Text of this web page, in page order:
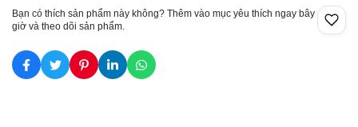
Bạn có thích sản phẩm này không? Thêm vào mục yêu thích ngay bây
giờ và theo dõi sản phẩm.